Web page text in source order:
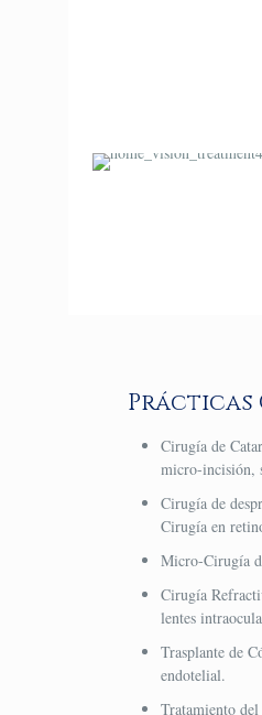
Prácticas
Cirugía de
micro-incisión,
Cirugía de
Cirugía en
Micro-Cirugía
Cirugía
lentes
Trasplante de
endotelial.
Tratamiento